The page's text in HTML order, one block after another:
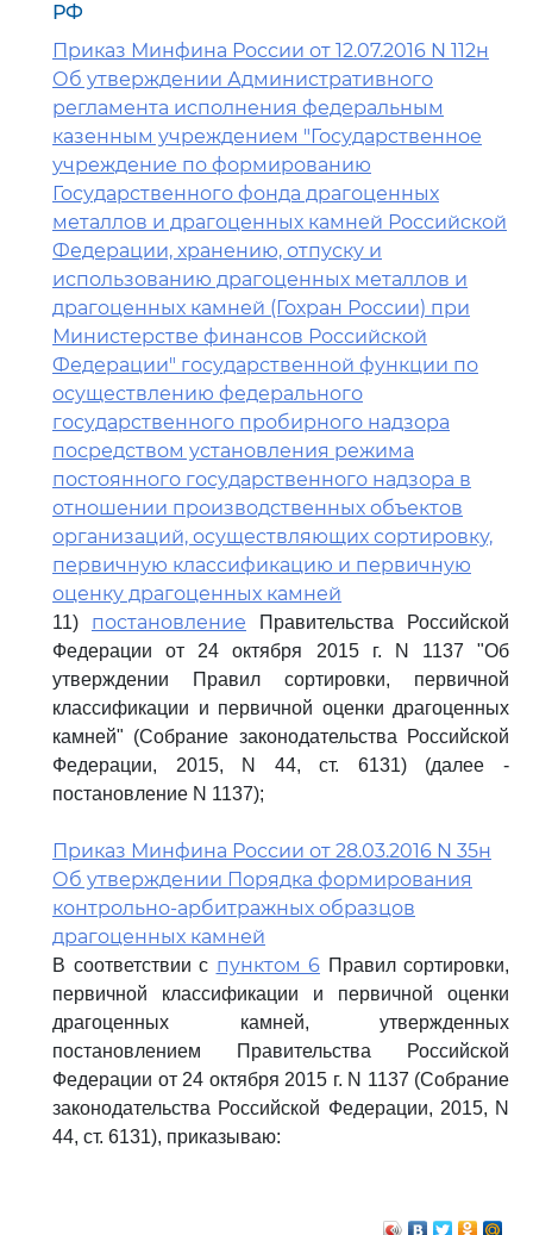
РФ
Приказ Минфина России от 12.07.2016 N 112н
Об утверждении Административного
регламента исполнения федеральным
казенным учреждением "Государственное
учреждение по формированию
Государственного фонда драгоценных
металлов и драгоценных камней Российской
Федерации, хранению, отпуску и
использованию драгоценных металлов и
драгоценных камней (Гохран России) при
Министерстве финансов Российской
Федерации" государственной функции по
осуществлению федерального
государственного пробирного надзора
посредством установления режима
постоянного государственного надзора в
отношении производственных объектов
организаций, осуществляющих сортировку,
первичную классификацию и первичную
оценку драгоценных камней
11) постановление Правительства Российской
Федерации от 24 октября 2015 г. N 1137 "Об
утверждении Правил сортировки, первичной
классификации и первичной оценки драгоценных
камней" (Собрание законодательства Российской
Федерации, 2015, N 44, ст. 6131) (далее -
постановление N 1137);
Приказ Минфина России от 28.03.2016 N 35н
Об утверждении Порядка формирования
контрольно-арбитражных образцов
драгоценных камней
В соответствии с пунктом 6 Правил сортировки,
первичной классификации и первичной оценки
драгоценных камней, утвержденных
постановлением Правительства Российской
Федерации от 24 октября 2015 г. N 1137 (Собрание
законодательства Российской Федерации, 2015, N
44, ст. 6131), приказываю: